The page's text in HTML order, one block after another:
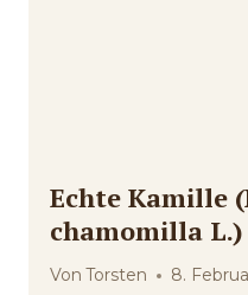
Echte Kamille
chamomilla L.)
Von Torsten 8.